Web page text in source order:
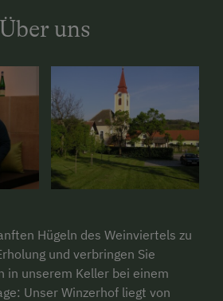
Über uns
Hügeln des Weinviertels zu
und verbringen Sie
in unserem Keller bei einem
Unser Winzerhof liegt von